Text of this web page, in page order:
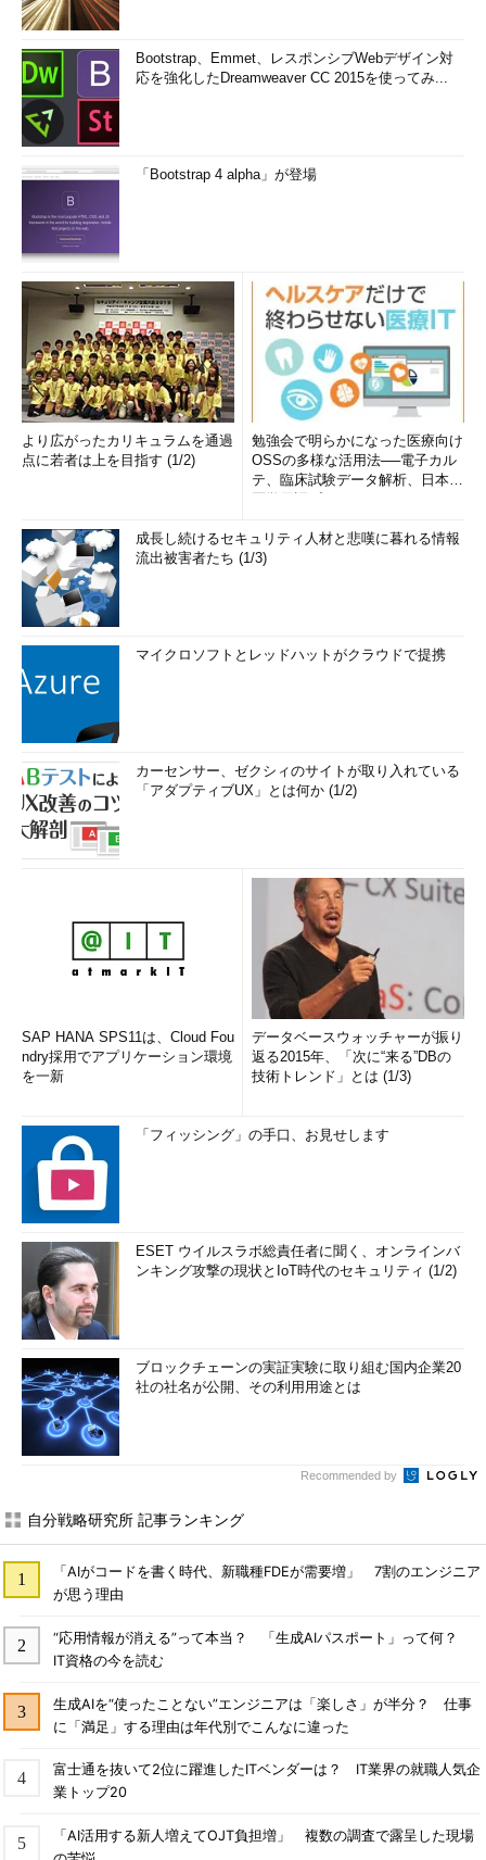
Bootstrap、Emmet、レスポンシブWebデザイン対
応を強化したDreamweaver CC 2015を使ってみ...
「Bootstrap 4 alpha」が登場
より広がったカリキュラムを通過
点に若者は上を目指す (1/2)
勉強会で明らかになった医療向け
OSSの多様な活用法──電子カル
テ、臨床試験データ解析、日本語
成長し続けるセキュリティ人材と悲嘆に暮れる情報
流出被害者たち (1/3)
マイクロソフトとレッドハットがクラウドで提携
カーセンサー、ゼクシィのサイトが取り入れている
「アダプティブUX」とは何か (1/2)
SAP HANA SPS11は、Cloud Fou
ndry採用でアプリケーション環境
を一新
データベースウォッチャーが振り
返る2015年、「次に“来る”DBの
技術トレンド」とは (1/3)
「フィッシング」の手口、お見せします
ESET ウイルスラボ総責任者に聞く、オンラインバ
ンキング攻撃の現状とIoT時代のセキュリティ (1/2)
ブロックチェーンの実証実験に取り組む国内企業20
社の社名が公開、その利用用途とは
Recommended by
自分戦略研究所 記事ランキング
「AIがコードを書く時代、新職種FDEが需要増」 7割のエンジニア
が思う理由
“応用情報が消える”って本当？ 「生成AIパスポート」って何？
IT資格の今を読む
生成AIを“使ったことない”エンジニアは「楽しさ」が半分？ 仕事
に「満足」する理由は年代別でこんなに違った
富士通を抜いて2位に躍進したITベンダーは？ IT業界の就職人気企
業トップ20
「AI活用する新人増えてOJT負担増」 複数の調査で露呈した現場